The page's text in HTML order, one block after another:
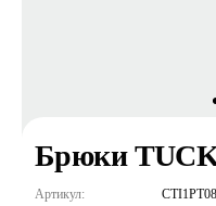
Брюки
Артикул: